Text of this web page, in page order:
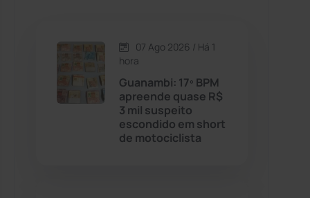
Caetité (1504)
Candiba (157)
Cândido Sales (121)
07 Ago 2026 / Há 1
hora
Guanambi: 17º BPM
apreende quase R$
3 mil suspeito
escondido em short
de motociclista